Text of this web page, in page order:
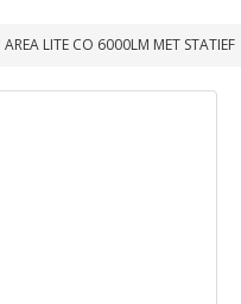
AREA LITE CO 6000LM MET STATIEF